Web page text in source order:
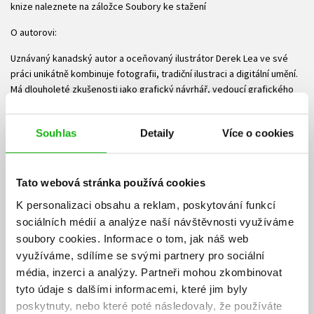
Souhlas Detaily Více o cookies
Tato webová stránka používá cookies
K personalizaci obsahu a reklam, poskytování funkcí
sociálních médií a analýze naší návštěvnosti využíváme
soubory cookies. Informace o tom, jak náš web
využíváme, sdílíme se svými partnery pro sociální
média, inzerci a analýzy. Partneři mohou zkombinovat
tyto údaje s dalšími informacemi, které jim byly
poskytnuty, nebo které poté následovaly, že používáte
knize naleznete na záložce Soubory ke stažení
O autorovi:
Uznávaný kanadský autor a oceňovaný ilustrátor Derek Lea ve své
práci unikátně kombinuje fotografii, tradiční ilustraci a digitální umění.
Má dlouholeté zkušenosti jako grafický návrhář, vedoucí grafického
Ke stažení
PDF Obsah.pdf ZIP Kapitola 1.zip ZIP
ZIP Kapitola 3.zip ZIP Kapitola 4.zip
ZIP Kapitola 5.zip ZIP Kapitola 6.zip
ZIP Kapitola 7.zip ZIP Kapitola 8.zip